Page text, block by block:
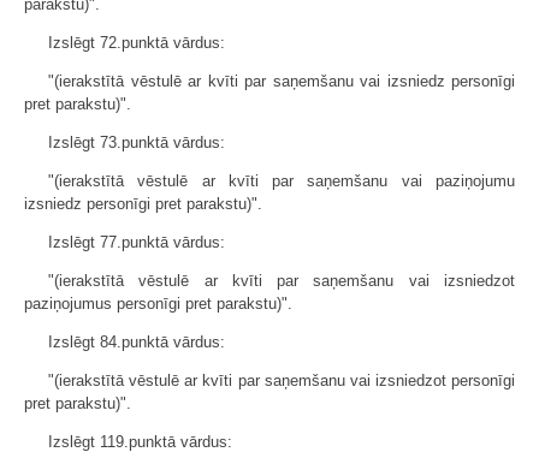
parakstu)".
Izslēgt 72.punktā vārdus:
"(ierakstītā vēstulē ar kvīti par saņemšanu vai izsniedz personīgi
pret parakstu)".
Izslēgt 73.punktā vārdus:
"(ierakstītā vēstulē ar kvīti par saņemšanu vai paziņojumu
izsniedz personīgi pret parakstu)".
Izslēgt 77.punktā vārdus:
"(ierakstītā vēstulē ar kvīti par saņemšanu vai izsniedzot
paziņojumus personīgi pret parakstu)".
Izslēgt 84.punktā vārdus:
"(ierakstītā vēstulē ar kvīti par saņemšanu vai izsniedzot personīgi
pret parakstu)".
Izslēgt 119.punktā vārdus: